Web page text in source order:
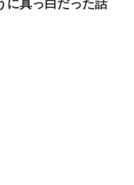
に真っ白だった話